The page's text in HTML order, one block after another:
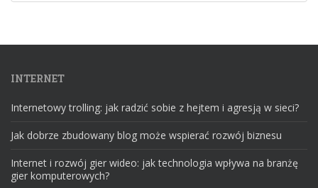
INTERNET
Internetowy trolling: jak radzić sobie z hejtem i agresją w sieci?
Jak dobrze zbudowany blog może wspierać rozwój biznesu
Internet i rozwój gier wideo: jak technologia wpływa na branżę
gier komputerowych?